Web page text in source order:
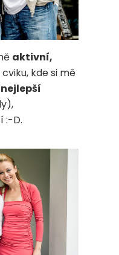
aktivní,
kde si mě
nejlepší
:-D.